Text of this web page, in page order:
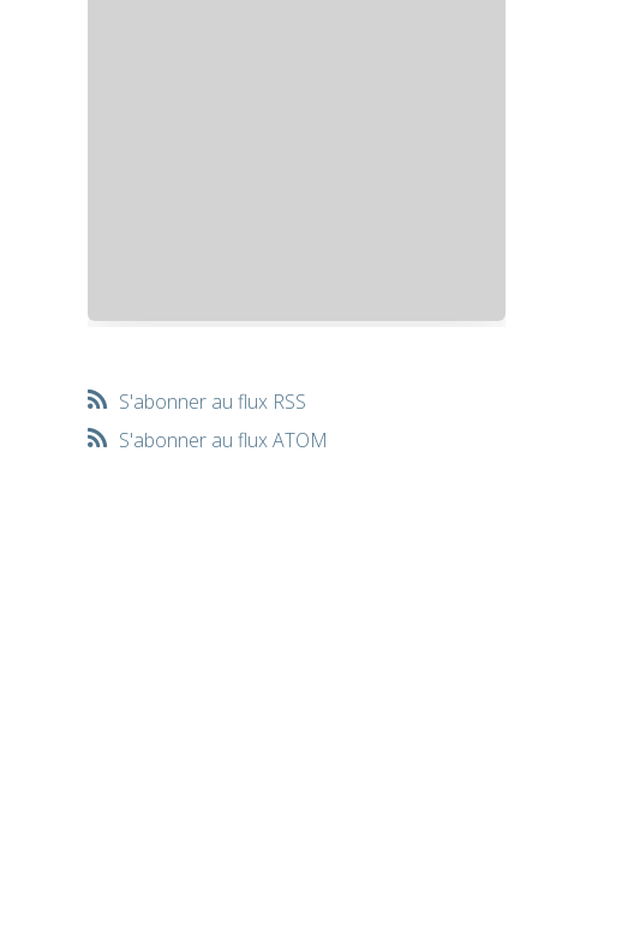
S'abonner au flux RSS
S'abonner au flux ATOM